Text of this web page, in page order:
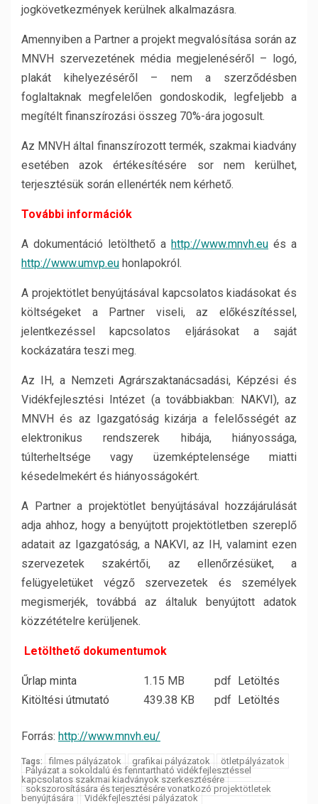
jogkövetkezmények kerülnek alkalmazásra.
Amennyiben a Partner a projekt megvalósítása során az
MNVH szervezetének média megjelenéséről – logó,
plakát kihelyezéséről – nem a szerződésben
foglaltaknak megfelelően gondoskodik, legfeljebb a
megítélt finanszírozási összeg 70%-ára jogosult.
Az MNVH által finanszírozott termék, szakmai kiadvány
esetében azok értékesítésére sor nem kerülhet,
terjesztésük során ellenérték nem kérhető.
További információk
A dokumentáció letölthető a http://www.mnvh.eu és a
http://www.umvp.eu honlapokról.
A projektötlet benyújtásával kapcsolatos kiadásokat és
költségeket a Partner viseli, az előkészítéssel,
jelentkezéssel kapcsolatos eljárásokat a saját
kockázatára teszi meg.
Az IH, a Nemzeti Agrárszaktanácsadási, Képzési és
Vidékfejlesztési Intézet (a továbbiakban: NAKVI), az
MNVH és az Igazgatóság kizárja a felelősségét az
elektronikus rendszerek hibája, hiányossága,
túlterheltsége vagy üzemképtelensége miatti
késedelmekért és hiányosságokért.
A Partner a projektötlet benyújtásával hozzájárulását
adja ahhoz, hogy a benyújtott projektötletben szereplő
adatait az Igazgatóság, a NAKVI, az IH, valamint ezen
szervezetek szakértői, az ellenőrzésüket, a
felügyeletüket végző szervezetek és személyek
megismerjék, továbbá az általuk benyújtott adatok
közzétételre kerüljenek.
Letölthető dokumentumok
Űrlap minta 1.15 MB pdf Letöltés
Kitöltési útmutató
439.38 KB pdf Letöltés
Forrás: http://www.mnvh.eu/
Tags: filmes pályázatok grafikai pályázatok
ötletpályázatok
Pályázat a sokoldalú és fenntartható vidékfejlesztéssel
kapcsolatos szakmai kiadványok szerkesztésére
sokszorosítására és terjesztésére vonatkozó projektötletek
benyújtására
Vidékfejlesztési pályázatok